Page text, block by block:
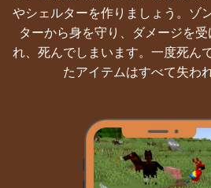
やシェルターを作りましょう。ゾ
ターから身を守り、ダメージを
れ、死んでしまいます。一度死ん
たアイテムはすべて失わ